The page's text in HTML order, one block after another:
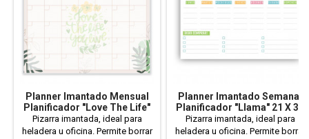
Planner Imantado Mensual
Planificador "Love The Life"
45 X 30 Cm.
Pizarra imantada, ideal para
heladera u oficina. Permite borrar
Planner Imantado Semanal
Planificador "Llama" 21 X 30
Cm.
Pizarra imantada, ideal para
heladera u oficina. Permite borrar